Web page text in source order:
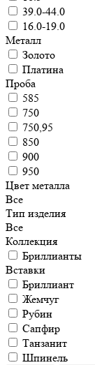
39.0-44.0
16.0-19.0
Металл
Золото
Платина
Проба
585
750
750,95
850
900
950
Цвет металла
Все
Тип изделия
Все
Коллекция
Бриллианты
Вставки
Бриллиант
Жемчуг
Рубин
Сапфир
Танзанит
Шпинель